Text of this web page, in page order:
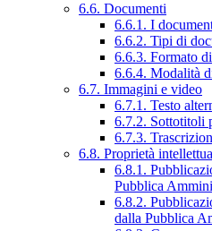
6.6. Documenti
6.6.1. I
6.6.2. Tipi di
6.6.3. Formato
6.6.4. Modalità
6.7. Immagini e video
6.7.1. Testo
6.7.2. Sottotitoli
6.7.3.
6.8. Proprietà
6.8.1.
Pubblica
6.8.2.
dalla Pubblica